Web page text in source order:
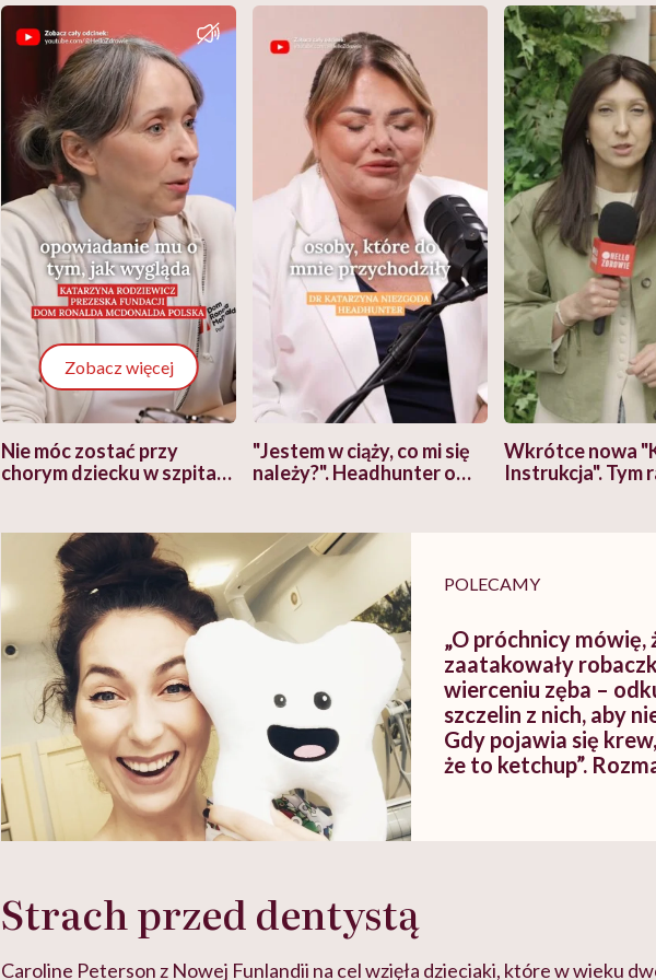
Zobacz więcej
Nie móc zostać przy
chorym dziecku w szpitalu
głupota i brak wyobraźni"
"Jestem w ciąży, co mi się
należy?". Headhunter o
pracy
Wkrótce nowa
Instrukcja". Tym
POLECAMY
„O próchnicy mówię,
zaatakowały
wierceniu zęba –
szczelin z nich, aby
Gdy pojawia się
że to ketchup”.
Strach przed dentystą
Caroline Peterson z Nowej Funlandii na cel wzięła dzieciaki, które w wieku